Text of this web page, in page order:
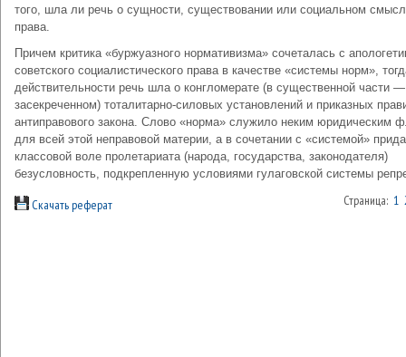
того, шла ли речь о сущности, существовании или социальном
права.
Причем критика «буржуазного нормативизма» сочеталась с
советского социалистического права в качестве «системы норм»,
действительности речь шла о конгломерате (в существенной части —
засекреченном) тоталитарно-силовых установлений и приказных
антиправового закона. Слово «норма» служило неким юридическим
для всей этой неправовой материи, а в сочетании с «системой»
классовой воле пролетариата (народа, государства, законодателя)
безусловность, подкрепленную условиями гулаговской системы
Скачать реферат Страница: 1